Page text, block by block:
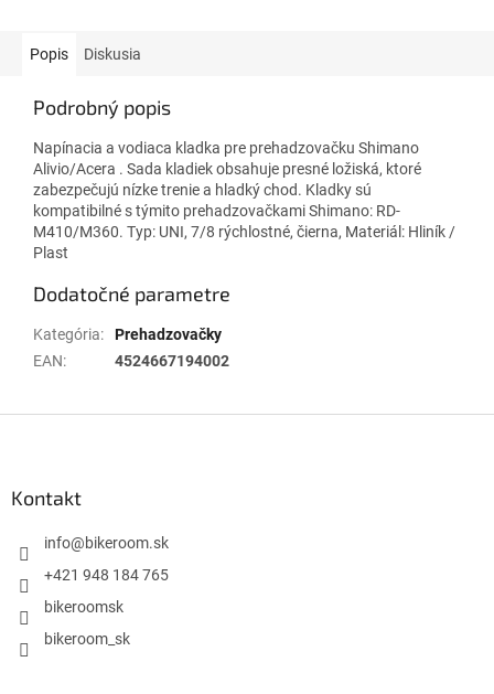
Popis Diskusia
Podrobný popis
Napínacia a vodiaca kladka pre prehadzovačku Shimano
Alivio/Acera . Sada kladiek obsahuje presné ložiská, ktoré
zabezpečujú nízke trenie a hladký chod. Kladky sú
kompatibilné s týmito prehadzovačkami Shimano: RD-
M410/M360. Typ: UNI, 7/8 rýchlostné, čierna, Materiál: Hliník /
Plast
Dodatočné parametre
Kategória:
Prehadzovačky
EAN: 4524667194002
Kontakt
info@bikeroom.sk
+421 948 184 765
bikeroomsk
bikeroom_sk